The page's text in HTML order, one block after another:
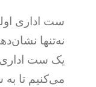
ست اداری
نه‌تنها
یک ست
می‌کنیم تا